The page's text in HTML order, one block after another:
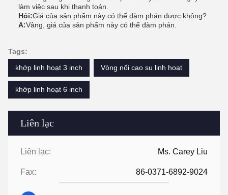
Liên lạc
Liên lạc: Ms. Carey Liu
Fax: 86-0371-6892-9024
làm việc sau khi thanh toán.
Hỏi:Giá của sản phẩm này có thể đàm phán được không?
A:Vâng, giá của sản phẩm này có thể đàm phán.
Tags:
khớp linh hoạt 3 inch
Vòng nối cao su linh hoạt
khớp linh hoạt 6 inch